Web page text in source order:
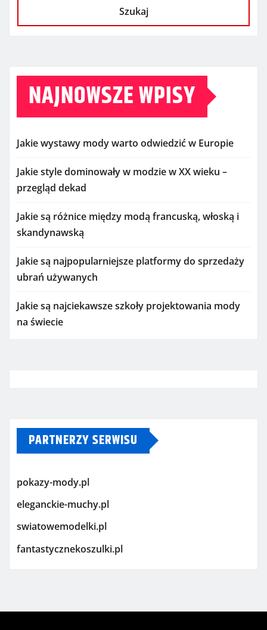
Szukaj
NAJNOWSZE WPISY
Jakie wystawy mody warto odwiedzić w Europie
Jakie style dominowały w modzie w XX wieku –
przegląd dekad
Jakie są różnice między modą francuską, włoską i
skandynawską
Jakie są najpopularniejsze platformy do sprzedaży
ubrań używanych
Jakie są najciekawsze szkoły projektowania mody
na świecie
PARTNERZY SERWISU
pokazy-mody.pl
eleganckie-muchy.pl
swiatowemodelki.pl
fantastycznekoszulki.pl